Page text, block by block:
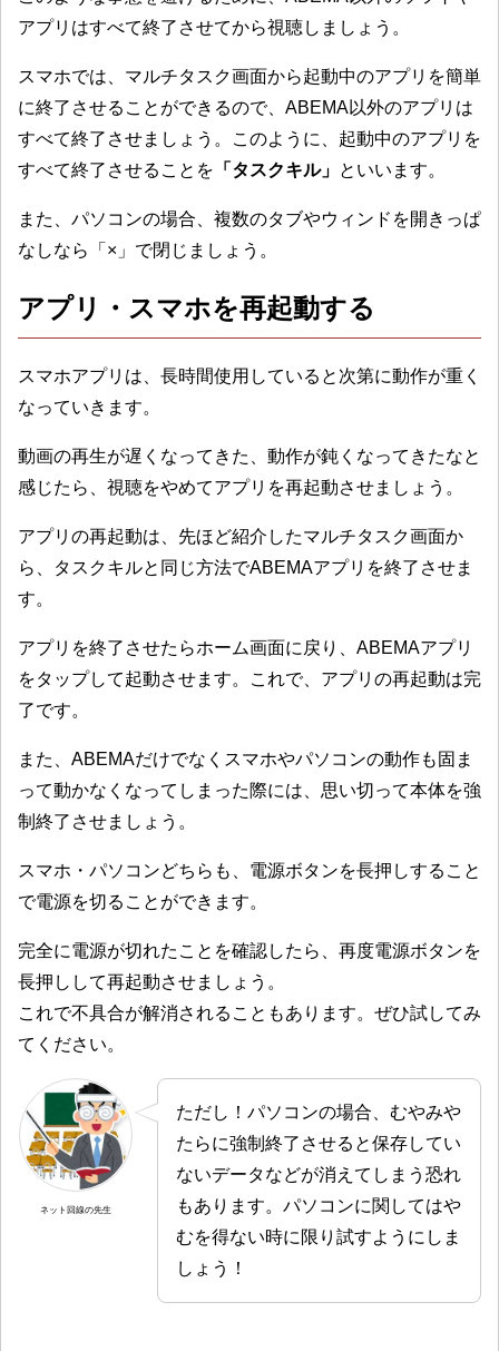
アプリはすべて終了させてから視聴しましょう。
スマホでは、マルチタスク画面から起動中のアプリを簡単
に終了させることができるので、ABEMA以外のアプリは
すべて終了させましょう。このように、起動中のアプリを
すべて終了させることを 「タスクキル」 といいます。
また、パソコンの場合、複数のタブやウィンドを開きっぱ
なしなら「×」で閉じましょう。
アプリ・スマホを再起動する
スマホアプリは、長時間使用していると次第に動作が重く
なっていきます。
動画の再生が遅くなってきた、動作が鈍くなってきたなと
感じたら、視聴をやめてアプリを再起動させましょう。
アプリの再起動は、先ほど紹介したマルチタスク画面か
ら、タスクキルと同じ方法でABEMAアプリを終了させま
す。
アプリを終了させたらホーム画面に戻り、ABEMAアプリ
をタップして起動させます。これで、アプリの再起動は完
了です。
また、ABEMAだけでなくスマホやパソコンの動作も固ま
って動かなくなってしまった際には、思い切って本体を強
制終了させましょう。
スマホ・パソコンどちらも、電源ボタンを長押しすること
で電源を切ることができます。
完全に電源が切れたことを確認したら、再度電源ボタンを
長押しして再起動させましょう。
これで不具合が解消されることもあります。ぜひ試してみ
てください。
ネット回線の先生
ただし！パソコンの場合、むやみや
たらに強制終了させると保存してい
ないデータなどが消えてしまう恐れ
もあります。パソコンに関してはや
むを得ない時に限り試すようにしま
しょう！